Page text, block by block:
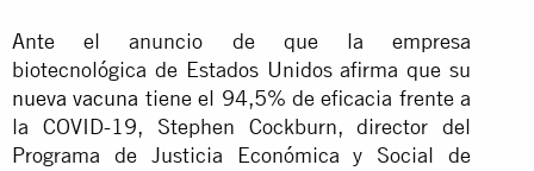
Ante el anuncio de que la empresa
biotecnológica de Estados Unidos afirma que su
nueva vacuna tiene el 94,5% de eficacia frente a
la COVID-19, Stephen Cockburn, director del
Programa de Justicia Económica y Social de